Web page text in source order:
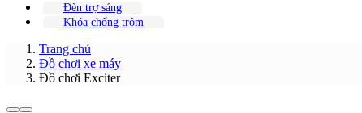
Đèn trợ sáng
Khóa chống trộm
Trang chủ
Đồ chơi xe máy
Đồ chơi Exciter